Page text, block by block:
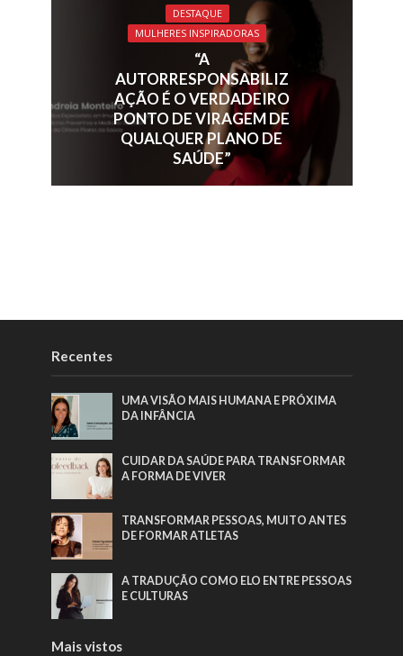
DESTAQUE
MULHERES INSPIRADORAS
“A
AUTORRESPONSABILIZ
AÇÃO É O VERDADEIRO
PONTO DE VIRAGEM DE
QUALQUER PLANO DE
SAÚDE”
Recentes
UMA VISÃO MAIS HUMANA E PRÓXIMA
DA INFÂNCIA
CUIDAR DA SAÚDE PARA TRANSFORMAR
A FORMA DE VIVER
TRANSFORMAR PESSOAS, MUITO ANTES
DE FORMAR ATLETAS
A TRADUÇÃO COMO ELO ENTRE PESSOAS
E CULTURAS
Mais vistos